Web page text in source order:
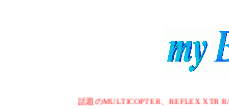
話題のMULTICOPTER、REFLEX XTR R/Cフライト